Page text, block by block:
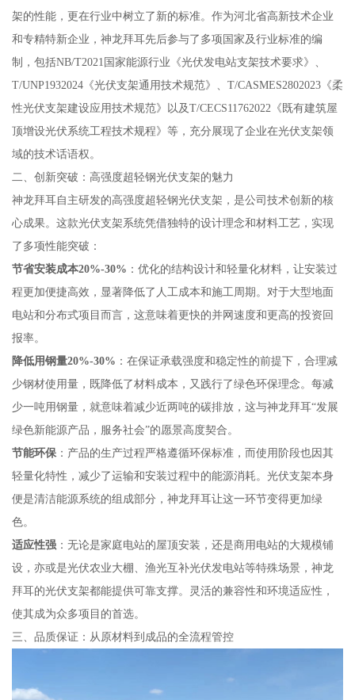
架的性能，更在行业中树立了新的标准。作为河北省高新技术企业
和专精特新企业，神龙拜耳先后参与了多项国家及行业标准的编
制，包括NB/T2021国家能源行业《光伏发电站支架技术要求》、
T/UNP1932024《光伏支架通用技术规范》、T/CASMES2802023《柔
性光伏支架建设应用技术规范》以及T/CECS11762022《既有建筑屋
顶增设光伏系统工程技术规程》等，充分展现了企业在光伏支架领
域的技术话语权。
二、创新突破：高强度超轻钢光伏支架的魅力
神龙拜耳自主研发的高强度超轻钢光伏支架，是公司技术创新的核
心成果。这款光伏支架系统凭借独特的设计理念和材料工艺，实现
了多项性能突破：
节省安装成本20%-30% ：优化的结构设计和轻量化材料，让安装过
程更加便捷高效，显著降低了人工成本和施工周期。对于大型地面
电站和分布式项目而言，这意味着更快的并网速度和更高的投资回
报率。
降低用钢量20%-30% ：在保证承载强度和稳定性的前提下，合理减
少钢材使用量，既降低了材料成本，又践行了绿色环保理念。每减
少一吨用钢量，就意味着减少近两吨的碳排放，这与神龙拜耳“发展
绿色新能源产品，服务社会”的愿景高度契合。
节能环保：产品的生产过程严格遵循环保标准，而使用阶段也因其
轻量化特性，减少了运输和安装过程中的能源消耗。光伏支架本身
便是清洁能源系统的组成部分，神龙拜耳让这一环节变得更加绿
色。
适应性强：无论是家庭电站的屋顶安装，还是商用电站的大规模铺
设，亦或是光伏农业大棚、渔光互补光伏发电站等特殊场景，神龙
拜耳的光伏支架都能提供可靠支撑。灵活的兼容性和环境适应性，
使其成为众多项目的首选。
三、品质保证：从原材料到成品的全流程管控